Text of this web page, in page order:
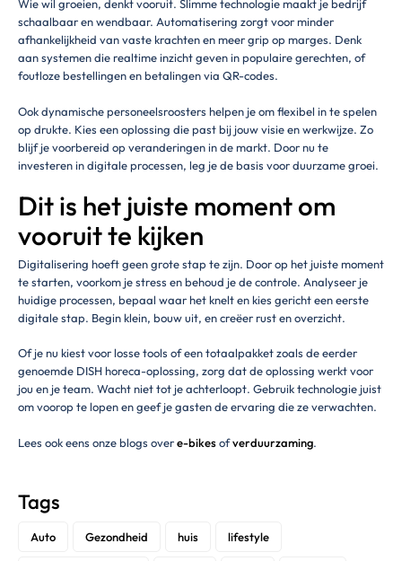
Wie wil groeien, denkt vooruit. Slimme technologie maakt je bedrijf
schaalbaar en wendbaar. Automatisering zorgt voor minder
afhankelijkheid van vaste krachten en meer grip op marges. Denk
aan systemen die realtime inzicht geven in populaire gerechten, of
foutloze bestellingen en betalingen via QR-codes.
Ook dynamische personeelsroosters helpen je om flexibel in te spelen
op drukte. Kies een oplossing die past bij jouw visie en werkwijze. Zo
blijf je voorbereid op veranderingen in de markt. Door nu te
investeren in digitale processen, leg je de basis voor duurzame groei.
Dit is het juiste moment om
vooruit te kijken
Digitalisering hoeft geen grote stap te zijn. Door op het juiste moment
te starten, voorkom je stress en behoud je de controle. Analyseer je
huidige processen, bepaal waar het knelt en kies gericht een eerste
digitale stap. Begin klein, bouw uit, en creëer rust en overzicht.
Of je nu kiest voor losse tools of een totaalpakket zoals de eerder
genoemde DISH horeca-oplossing, zorg dat de oplossing werkt voor
jou en je team. Wacht niet tot je achterloopt. Gebruik technologie juist
om voorop te lopen en geef je gasten de ervaring die ze verwachten.
Lees ook eens onze blogs overe-bikesofverduurzaming.
Tags
Auto Gezondheid huis lifestyle